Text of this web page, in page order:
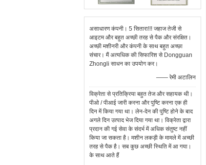
असाधारण कंपनी। 5 सितारा!!! जहाज तेजी से
आइटम और बहुत अच्छी तरह से पैक और संरक्षित।
अच्छी मशीनरी और कंपनी के साथ बहुत अच्छा
संचार। मैं अत्यधिक की सिफारिश से Dongguan
Zhongli साधन का उपयोग कर।
—— रेमी अटालिन
विक्रेता से प्रतिक्रिया बहुत तेज और सहायक थी।
पीओ / पीआई जारी करना और पुष्टि करना एक ही
दिन में किया गया था। लेन-देन की पुष्टि होने के बाद
अगले दिन उत्पाद भेज दिया गया था। विक्रेता द्वारा
प्रदान की गई सेवा के संदर्भ में अधिक संतुष्ट नहीं
किया जा सकता है। मशीन लकड़ी के मामले में अच्छी
तरह से पैक है। सब कुछ अच्छी स्थिति में आ गया।
के साथ आते हैं